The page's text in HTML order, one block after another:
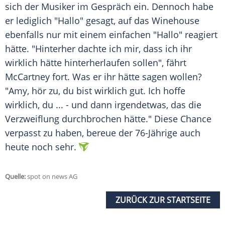
sich der Musiker im Gespräch ein. Dennoch habe
er lediglich "Hallo" gesagt, auf das Winehouse
ebenfalls nur mit einem einfachen "Hallo" reagiert
hätte. "Hinterher dachte ich mir, dass ich ihr
wirklich hätte hinterherlaufen sollen", fährt
McCartney fort. Was er ihr hätte sagen wollen?
"Amy, hör zu, du bist wirklich gut. Ich hoffe
wirklich, du ... - und dann irgendetwas, das die
Verzweiflung durchbrochen hätte." Diese Chance
verpasst zu haben, bereue der 76-Jährige auch
heute noch sehr.
Quelle:spot on news AG
ZURÜCK ZUR STARTSEITE